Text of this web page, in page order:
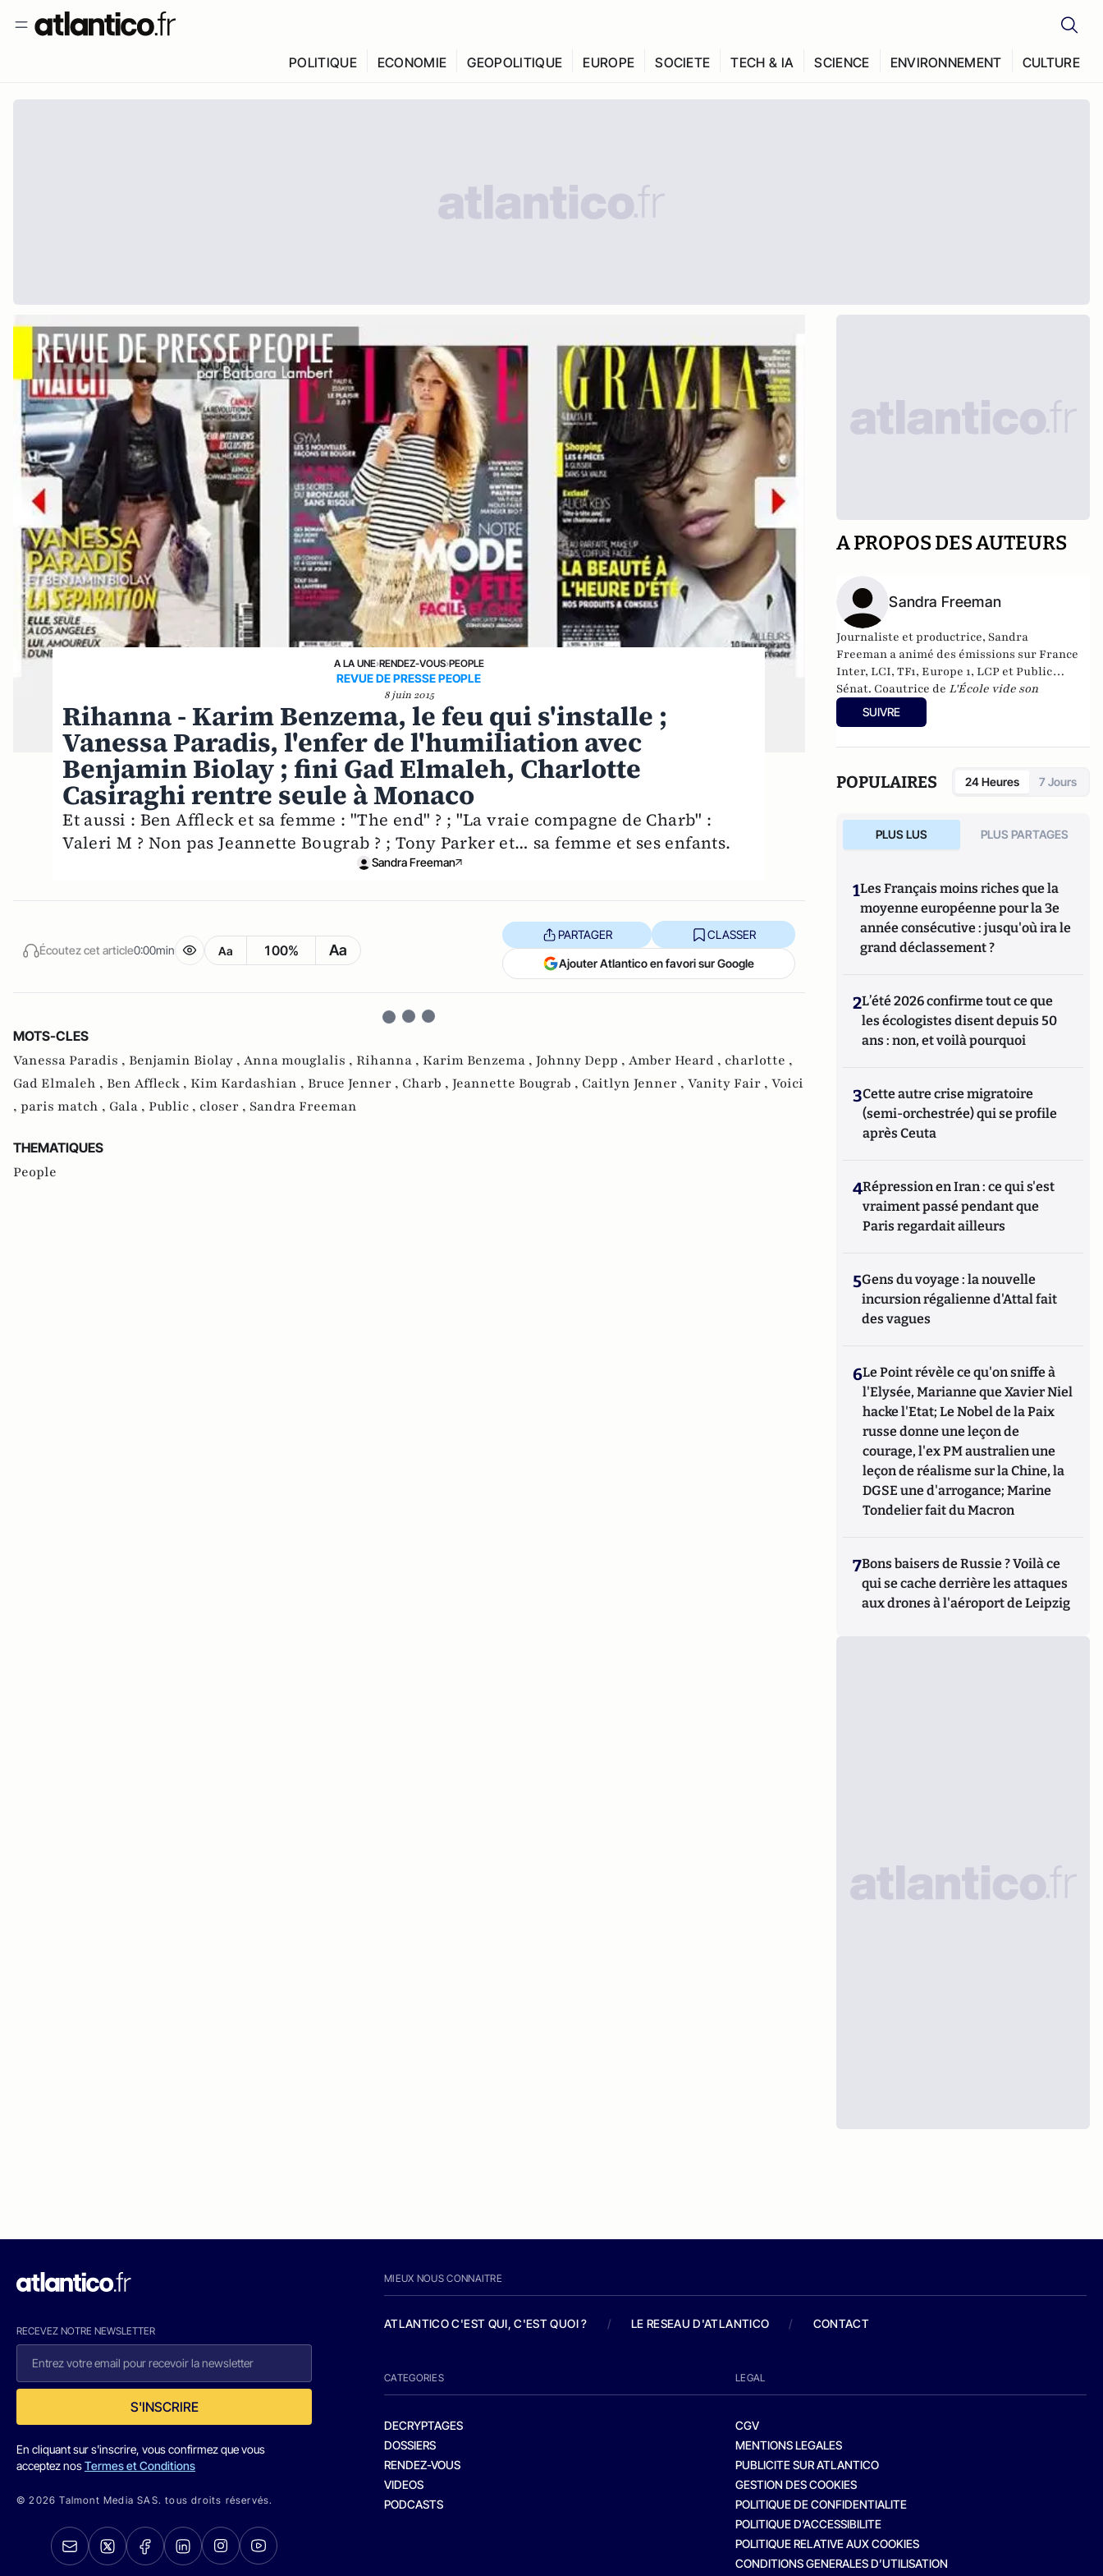
POLITIQUE ECONOMIE GEOPOLITIQUE EUROPE SOCIETE TECH & IA SCIENCE ENVIRONNEMENT CULTURE
A LA UNE›RENDEZ-VOUS›PEOPLE
REVUE DE PRESSE PEOPLE
8 juin 2015
Rihanna - Karim Benzema, le feu qui s'installe ;
Vanessa Paradis, l'enfer de l'humiliation avec
Benjamin Biolay ; fini Gad Elmaleh, Charlotte
Casiraghi rentre seule à Monaco
Et aussi : Ben Affleck et sa femme : "The end" ? ; "La vraie compagne de Charb" :
Valeri M ? Non pas Jeannette Bougrab ? ; Tony Parker et… sa femme et ses enfants.
Sandra Freeman
Écoutez cet article0:00min Aa 100% Aa
PARTAGER CLASSER
Ajouter Atlantico en favori sur Google
MOTS-CLES
Vanessa Paradis , Benjamin Biolay , Anna mouglalis , Rihanna , Karim Benzema , Johnny Depp , Amber Heard , charlotte ,
Gad Elmaleh , Ben Affleck , Kim Kardashian , Bruce Jenner , Charb , Jeannette Bougrab , Caitlyn Jenner , Vanity Fair , Voici
, paris match , Gala , Public , closer , Sandra Freeman
THEMATIQUES
People
A PROPOS DES AUTEURS
Sandra Freeman
Journaliste et productrice, Sandra
Freeman a animé des émissions sur France
Inter, LCI, TF1, Europe 1, LCP et Public
Sénat. Coautrice de L'École vide son
sac
(Éditions du Moment, 2009), elle est la
fondatrice du média internet MatriochK.
SUIVRE
POPULAIRES 24 Heures 7 Jours
PLUS LUS PLUS PARTAGES
1Les Français moins riches que la
moyenne européenne pour la 3e
année consécutive : jusqu'où ira le
grand déclassement ?
2L’été 2026 confirme tout ce que
les écologistes disent depuis 50
ans : non, et voilà pourquoi
3Cette autre crise migratoire
(semi-orchestrée) qui se profile
après Ceuta
4Répression en Iran : ce qui s'est
vraiment passé pendant que
Paris regardait ailleurs
5Gens du voyage : la nouvelle
incursion régalienne d'Attal fait
des vagues
6Le Point révèle ce qu'on sniffe à
l'Elysée, Marianne que Xavier Niel
hacke l'Etat; Le Nobel de la Paix
russe donne une leçon de
courage, l'ex PM australien une
leçon de réalisme sur la Chine, la
DGSE une d'arrogance; Marine
Tondelier fait du Macron
7Bons baisers de Russie ? Voilà ce
qui se cache derrière les attaques
aux drones à l'aéroport de Leipzig
RECEVEZ NOTRE NEWSLETTER
S'INSCRIRE
En cliquant sur s'inscrire, vous confirmez que vous
acceptez nosTermes et Conditions
© 2026 Talmont Media SAS. tous droits réservés.
MIEUX NOUS CONNAITRE
ATLANTICO C'EST QUI, C'EST QUOI ? / LE RESEAU D'ATLANTICO / CONTACT
CATEGORIES
DECRYPTAGES
DOSSIERS
RENDEZ-VOUS
VIDEOS
PODCASTS
LEGAL
CGV
MENTIONS LEGALES
PUBLICITE SUR ATLANTICO
GESTION DES COOKIES
POLITIQUE DE CONFIDENTIALITE
POLITIQUE D’ACCESSIBILITE
POLITIQUE RELATIVE AUX COOKIES
CONDITIONS GENERALES D’UTILISATION